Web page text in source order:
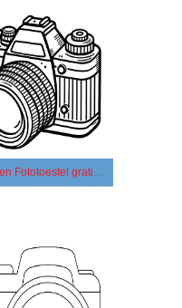
Tekenen Fototoestel gratis simpel